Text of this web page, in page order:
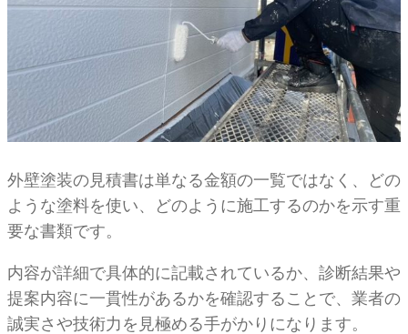
外壁塗装の見積書は単なる金額の一覧ではなく、どの
ような塗料を使い、どのように施工するのかを示す重
要な書類です。
内容が詳細で具体的に記載されているか、診断結果や
提案内容に一貫性があるかを確認することで、業者の
誠実さや技術力を見極める手がかりになります。